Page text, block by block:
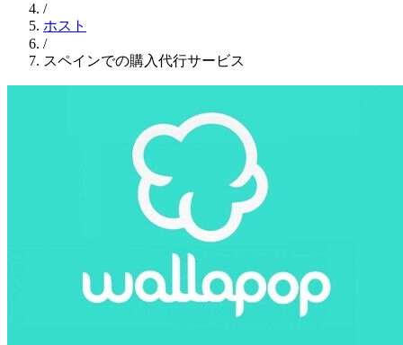
/
ホスト
/
スペインでの購入代行サービス